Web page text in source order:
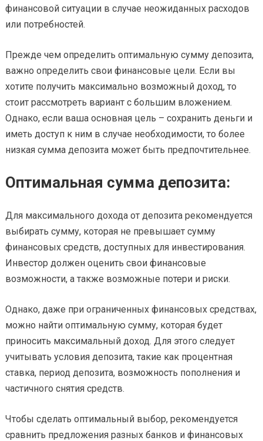
финансовой ситуации в случае неожиданных расходов
или потребностей.
Прежде чем определить оптимальную сумму депозита,
важно определить свои финансовые цели. Если вы
хотите получить максимально возможный доход, то
стоит рассмотреть вариант с большим вложением.
Однако, если ваша основная цель – сохранить деньги и
иметь доступ к ним в случае необходимости, то более
низкая сумма депозита может быть предпочтительнее.
Оптимальная сумма депозита:
Для максимального дохода от депозита рекомендуется
выбирать сумму, которая не превышает сумму
финансовых средств, доступных для инвестирования.
Инвестор должен оценить свои финансовые
возможности, а также возможные потери и риски.
Однако, даже при ограниченных финансовых средствах,
можно найти оптимальную сумму, которая будет
приносить максимальный доход. Для этого следует
учитывать условия депозита, такие как процентная
ставка, период депозита, возможность пополнения и
частичного снятия средств.
Чтобы сделать оптимальный выбор, рекомендуется
сравнить предложения разных банков и финансовых